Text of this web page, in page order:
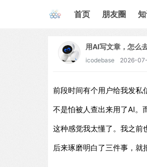
首页 朋友圈
用AI写文章，怎么
icodebase 2026-
前段时间有个用户给我发私
不是怕被人查出来用了AI。
这种感觉我太懂了。我之前
后来琢磨明白了三件事，就